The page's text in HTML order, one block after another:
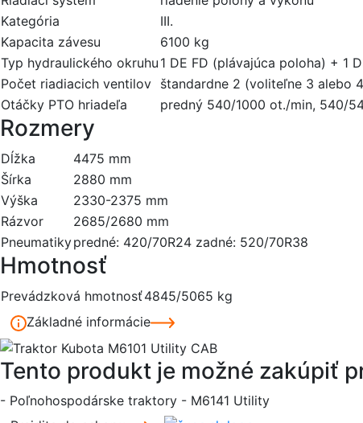
Kategória
III.
Kapacita závesu
6100 kg
Typ hydraulického okruhu 1 DE FD (plávajúca poloha) + 1
Počet riadiacich ventilov štandardne 2 (voliteľne 3 alebo
Otáčky PTO hriadeľa
predný 540/1000 ot./min, 540/
Rozmery
Dĺžka
4475 mm
Šírka
2880 mm
Výška
2330-2375 mm
Rázvor
2685/2680 mm
Pneumatikypredné: 420/70R24 zadné: 520/70R38
Hmotnosť
Prevádzková hmotnosť4845/5065 kg
Základné informácie
Tento produkt je možné zakúpiť
- Poľnohospodárske traktory - M6141 Utility